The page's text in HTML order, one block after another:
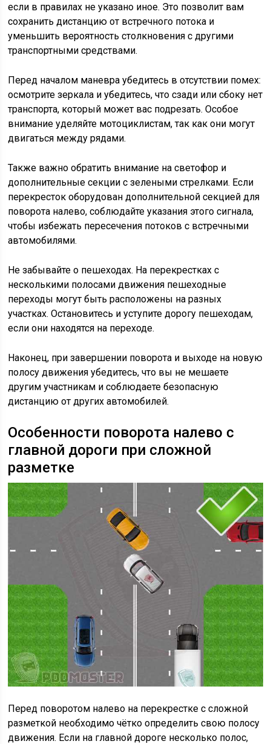
если в правилах не указано иное. Это позволит вам
сохранить дистанцию от встречного потока и
уменьшить вероятность столкновения с другими
транспортными средствами.
Перед началом маневра убедитесь в отсутствии помех:
осмотрите зеркала и убедитесь, что сзади или сбоку нет
транспорта, который может вас подрезать. Особое
внимание уделяйте мотоциклистам, так как они могут
двигаться между рядами.
Также важно обратить внимание на светофор и
дополнительные секции с зелеными стрелками. Если
перекресток оборудован дополнительной секцией для
поворота налево, соблюдайте указания этого сигнала,
чтобы избежать пересечения потоков с встречными
автомобилями.
Не забывайте о пешеходах. На перекрестках с
несколькими полосами движения пешеходные
переходы могут быть расположены на разных
участках. Остановитесь и уступите дорогу пешеходам,
если они находятся на переходе.
Наконец, при завершении поворота и выходе на новую
полосу движения убедитесь, что вы не мешаете
другим участникам и соблюдаете безопасную
дистанцию от других автомобилей.
Особенности поворота налево с
главной дороги при сложной
разметке
Перед поворотом налево на перекрестке с сложной
разметкой необходимо чётко определить свою полосу
движения. Если на главной дороге несколько полос,